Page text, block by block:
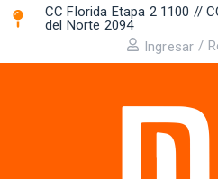
CC Florida Etapa 2 1100 //
del Norte 2094 ​
Ingresar /